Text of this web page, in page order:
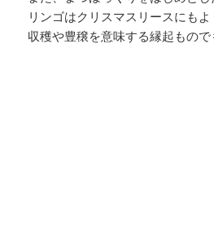
リンゴはクリスマスリースにもよ
収穫や豊穣を意味する縁起もので